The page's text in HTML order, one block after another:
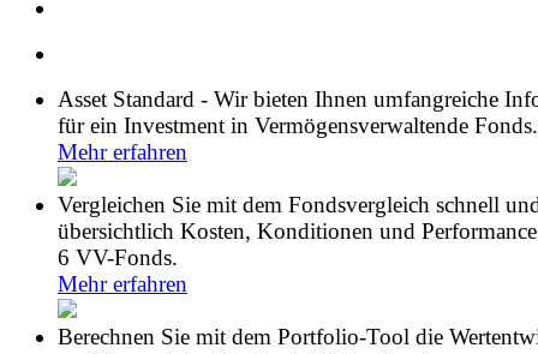
Asset Standard - Wir bieten Ihnen umfangreiche
für ein Investment in Vermögensverwaltende Fonds.
Mehr erfahren
Vergleichen Sie mit dem Fondsvergleich schnell
übersichtlich Kosten, Konditionen und
6 VV-Fonds.
Mehr erfahren
Berechnen Sie mit dem Portfolio-Tool die